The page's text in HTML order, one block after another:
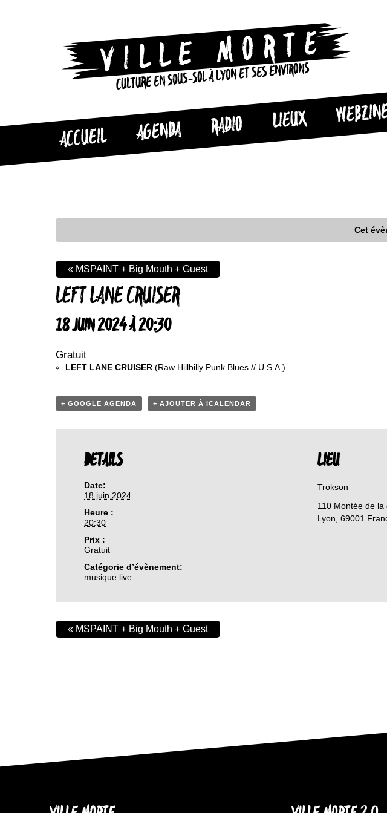
CULTURE EN SOUS-SOL À LYON ET SES ENVIRONS
ACCUEIL AGENDA RADIO LIEUX
Cet
LEFT LANE CRUISER
18 JUIN 2024 À 20:30
Gratuit
« MSPAINT + Big Mouth + Guest
LEFT LANE CRUISER (Raw Hillbilly Punk Blues // U.S.A.)
+ GOOGLE AGENDA + AJOUTER À ICALENDAR
DETAILS
Date:
18 juin 2024
Heure :
20:30
Prix :
Gratuit
Catégorie d’évènement:
musique live
LIEU
Trokson
110 Montée de
Lyon 69001
« MSPAINT + Big Mouth + Guest